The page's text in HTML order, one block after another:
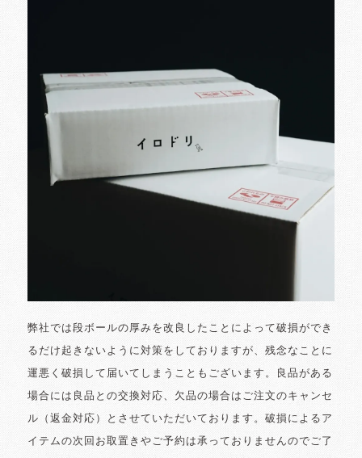
弊社では段ボールの厚みを改良したことによって破損ができ
るだけ起きないように対策をしておりますが、残念なことに
運悪く破損して届いてしまうこともございます。良品がある
場合には良品との交換対応、欠品の場合はご注文のキャンセ
ル（返金対応）とさせていただいております。破損によるア
イテムの次回お取置きやご予約は承っておりませんのでご了